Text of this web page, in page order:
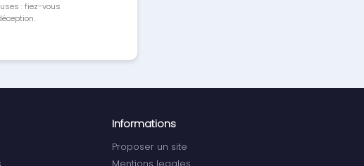
: fiez-vous
Informations
Proposer un site